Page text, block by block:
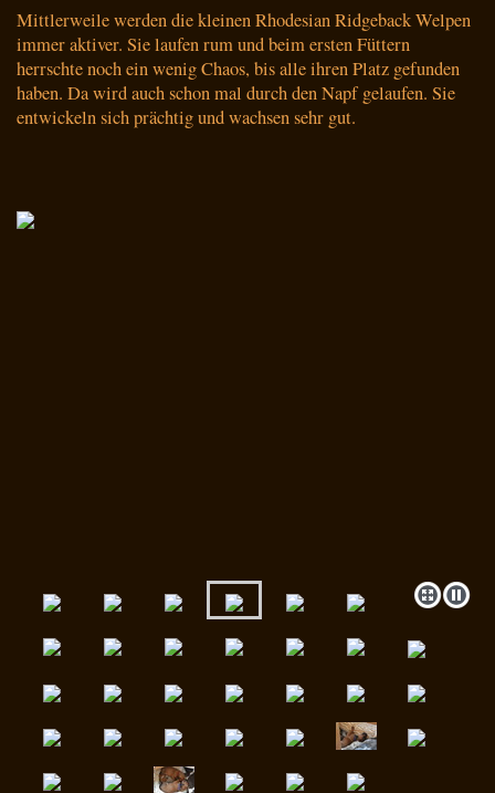
Mittlerweile werden die kleinen Rhodesian Ridgeback Welpen
immer aktiver. Sie laufen rum und beim ersten Füttern
herrschte noch ein wenig Chaos, bis alle ihren Platz gefunden
haben. Da wird auch schon mal durch den Napf gelaufen. Sie
entwickeln sich prächtig und wachsen sehr gut.